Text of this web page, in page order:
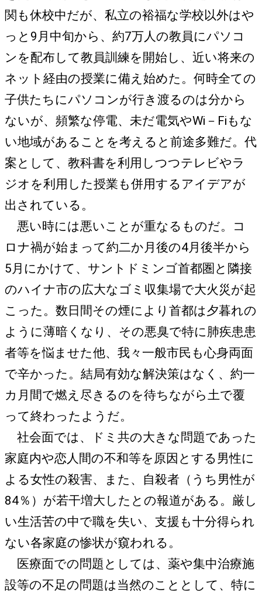
関も休校中だが、私立の裕福な学校以外はや
っと9月中旬から、約7万人の教員にパソコ
ンを配布して教員訓練を開始し、近い将来の
ネット経由の授業に備え始めた。何時全ての
子供たちにパソコンが行き渡るのは分から
ないが、頻繁な停電、未だ電気やWi－Fiもな
い地域があることを考えると前途多難だ。代
案として、教科書を利用しつつテレビやラ
ジオを利用した授業も併用するアイデアが
出されている。
悪い時には悪いことが重なるものだ。コ
ロナ禍が始まって約二か月後の4月後半から
5月にかけて、サントドミンゴ首都圏と隣接
のハイナ市の広大なゴミ収集場で大火災が起
こった。数日間その煙により首都は夕暮れの
ように薄暗くなり、その悪臭で特に肺疾患患
者等を悩ませた他、我々一般市民も心身両面
で辛かった。結局有効な解決策はなく、約一
カ月間で燃え尽きるのを待ちながら土で覆
って終わったようだ。
社会面では、ドミ共の大きな問題であった
家庭内や恋人間の不和等を原因とする男性に
よる女性の殺害、また、自殺者（うち男性が
84％）が若干増大したとの報道がある。厳し
い生活苦の中で職を失い、支援も十分得られ
ない各家庭の惨状が窺われる。
医療面での問題としては、薬や集中治療施
設等の不足の問題は当然のこととして、特に